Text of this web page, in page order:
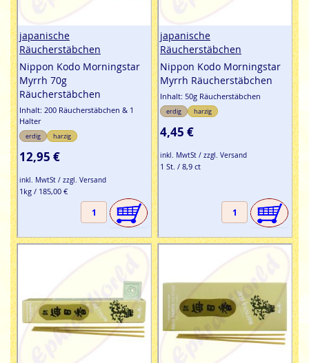
japanische
Räucherstäbchen
Nippon Kodo Morningstar
Myrrh 70g
Räucherstäbchen
Inhalt: 200 Räucherstäbchen & 1
Halter
erdig harzig
12,95 €
inkl. MwtSt / zzgl. Versand
1kg / 185,00 €
japanische
Räucherstäbchen
Nippon Kodo Morningstar
Myrrh Räucherstäbchen
Inhalt: 50g Räucherstäbchen
erdig harzig
4,45 €
inkl. MwtSt / zzgl. Versand
1 St. / 8,9 ct